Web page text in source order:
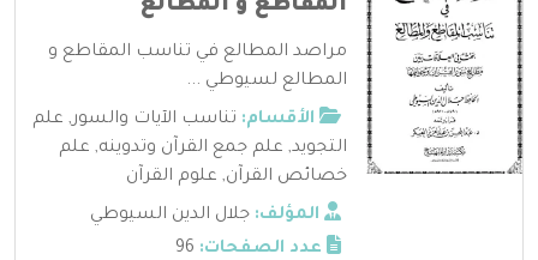
المقاطع و المطالع
مراصد المطالع في تناسب المقاطع و
المطالع لسيوطي ...
الأقسام: تناسب الآيات والسور, علم
التجويد, علم جمع القرآن وتدوينه, علم
خصائص القرآن, علوم القرآن
المؤلف: جلال الدين السيوطي
عدد الصفحات: